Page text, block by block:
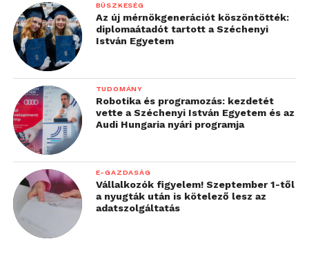
BÜSZKESÉG
Az új mérnökgenerációt köszöntötték:
diplomaátadót tartott a Széchenyi
István Egyetem
TUDOMÁNY
Robotika és programozás: kezdetét
vette a Széchenyi István Egyetem és az
Audi Hungaria nyári programja
E-GAZDASÁG
Vállalkozók figyelem! Szeptember 1-től
a nyugták után is kötelező lesz az
adatszolgáltatás